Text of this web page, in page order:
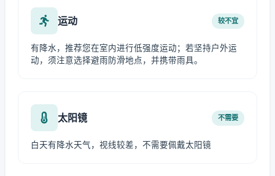
运动 较不宜
有降水，推荐您在室内进行低强度运动；若坚持户外运
动，须注意选择避雨防滑地点，并携带雨具。
太阳镜 不需要
白天有降水天气，视线较差，不需要佩戴太阳镜